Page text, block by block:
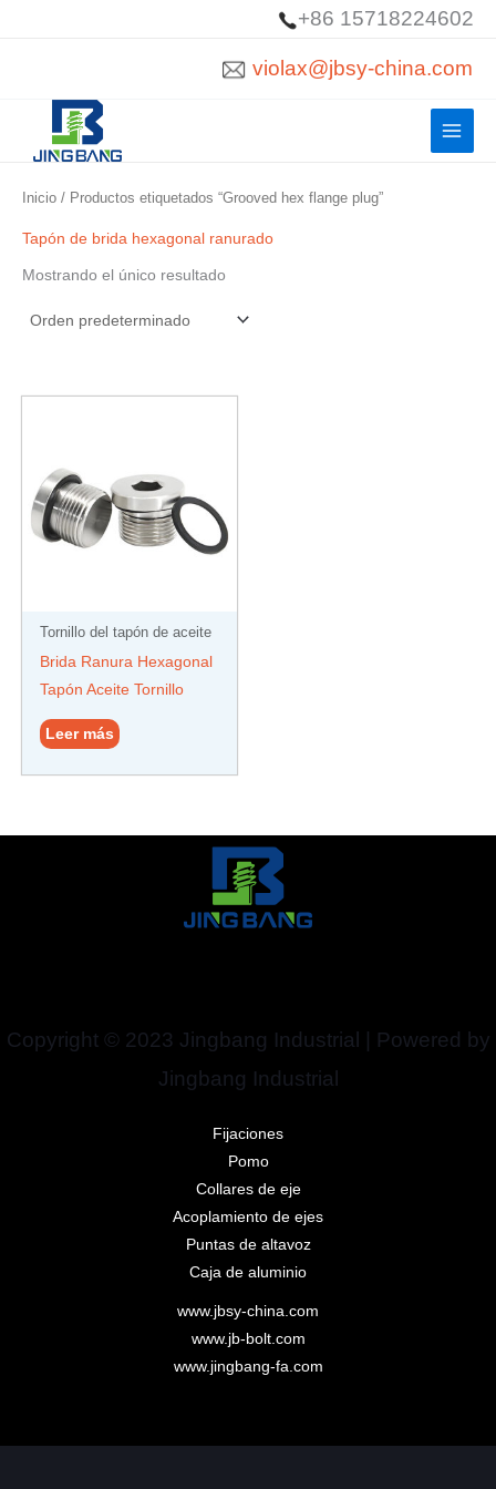
+86 15718224602
violax@jbsy-china.com
Inicio / Productos etiquetados “Grooved hex flange plug”
Tapón de brida hexagonal ranurado
Mostrando el único resultado
Tornillo del tapón de aceite
Brida Ranura Hexagonal
Tapón Aceite Tornillo
Leer más
Copyright © 2023 Jingbang Industrial | Powered by
Jingbang Industrial
Fijaciones
Pomo
Collares de eje
Acoplamiento de ejes
Puntas de altavoz
Caja de aluminio
www.jbsy-china.com
www.jb-bolt.com
www.jingbang-fa.com